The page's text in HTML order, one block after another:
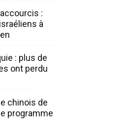
:
à
: plus de
ont perdu
chinois de
programme